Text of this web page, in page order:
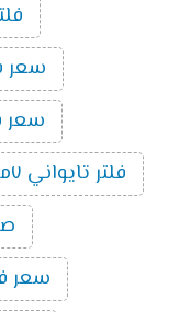
سعر
سعر فلتر
فلتر تايواني ٧مراحل
سعر فلتر